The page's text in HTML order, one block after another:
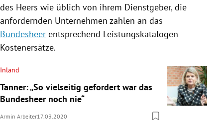
des Heers wie üblich von ihrem Dienstgeber, die
anfordernden Unternehmen zahlen an das
Bundesheer entsprechend Leistungskatalogen
Kostenersätze.
Inland
Tanner: „So vielseitig gefordert war das
Bundesheer noch nie“
Armin Arbeiter17.03.2020